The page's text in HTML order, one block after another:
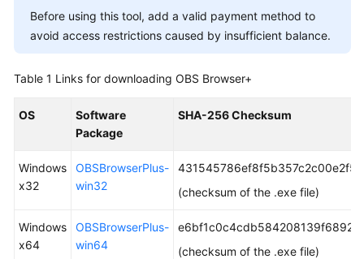
Billing
Started
User
Permissions
Configuration
Tools
Before using this tool, add a valid payment method to
avoid access restrictions caused by insufficient balance.
Table 1 Links for downloading OBS Browser+
OS
Software
Package
SHA-256 Checksum
Windows
x32
OBSBrowserPlus-
win32
(checksum of the .exe file)
Windows
x64
OBSBrowserPlus-
win64
(checksum of the .exe file)